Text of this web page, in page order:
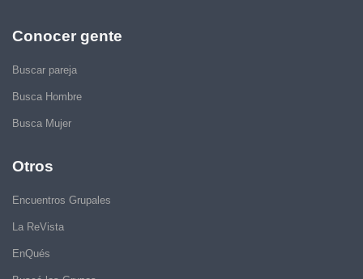
Conocer gente
Buscar pareja
Busca Hombre
Busca Mujer
Otros
Encuentros Grupales
La ReVista
EnQués